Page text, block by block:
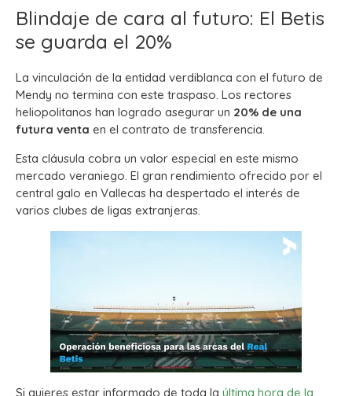
Blindaje de cara al futuro: El Betis
se guarda el 20%
La vinculación de la entidad verdiblanca con el futuro de
Mendy no termina con este traspaso. Los rectores
heliopolitanos han logrado asegurar un 20% de una
futura venta en el contrato de transferencia.
Esta cláusula cobra un valor especial en este mismo
mercado veraniego. El gran rendimiento ofrecido por el
central galo en Vallecas ha despertado el interés de
varios clubes de ligas extranjeras.
Si quieres estar informado de toda la última hora de la